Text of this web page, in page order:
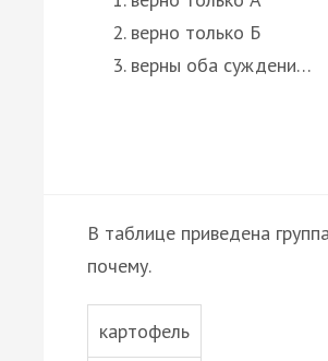
верно только Б
верны оба суждени…
В таблице приведена
почему.
картофель